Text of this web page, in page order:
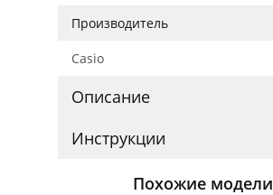
Производитель
Casio
Описание
Инструкции
Похожие модели